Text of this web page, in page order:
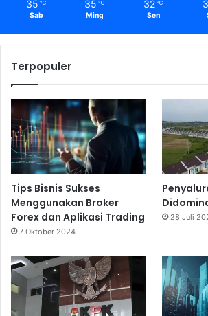
35 ℃
Sab
35 ℃
Ming
32 ℃
Sen
Terpopuler
Tips Bisnis Sukses
Menggunakan Broker
Forex dan Aplikasi Trading
7 Oktober 2024
28 Juli